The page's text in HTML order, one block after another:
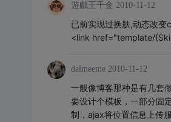
遊戲王千金 2010-11-12
已前实现过换肤,动态改
<link href="template/
dalmeeme 2010-11-12
一般像博客那种是有几套
要设计个模板，一部分固
制，ajax将位置信息上传